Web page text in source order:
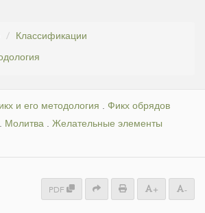
Классификации
и его методология . Фикх обрядов
. Молитва . Желательные элементы
PDF + -